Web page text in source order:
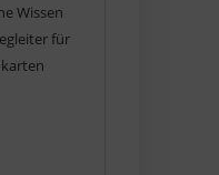
Wissen
für